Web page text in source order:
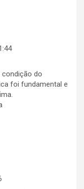
do
foi fundamental e